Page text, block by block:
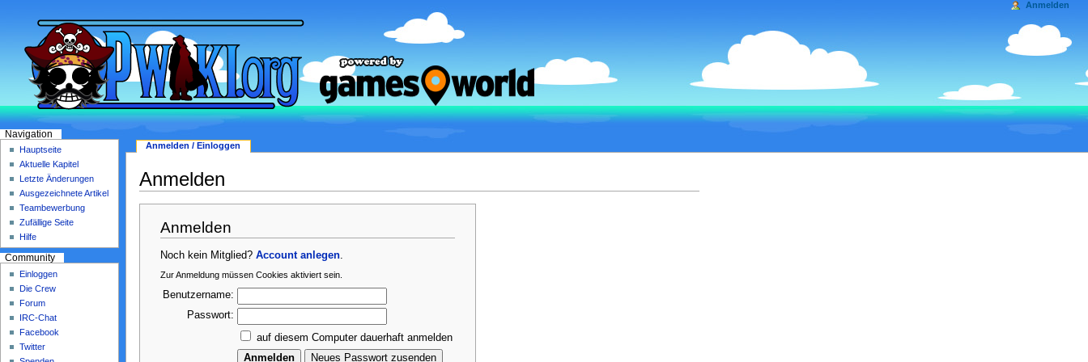
Anmelden
Anmelden
Noch kein Mitglied?Account anlegen
Zur Anmeldung müssen Cookies aktiviert sein.
Benutzername:
Passwort:
auf diesem Computer dauerhaft anmelden
Anmelden / Einloggen
Anmelden
Navigation
Hauptseite
Aktuelle Kapitel
Letzte Änderungen
Ausgezeichnete Artikel
Teambewerbung
Zufällige Seite
Hilfe
Community
Einloggen
Die Crew
Forum
IRC-Chat
Facebook
Twitter